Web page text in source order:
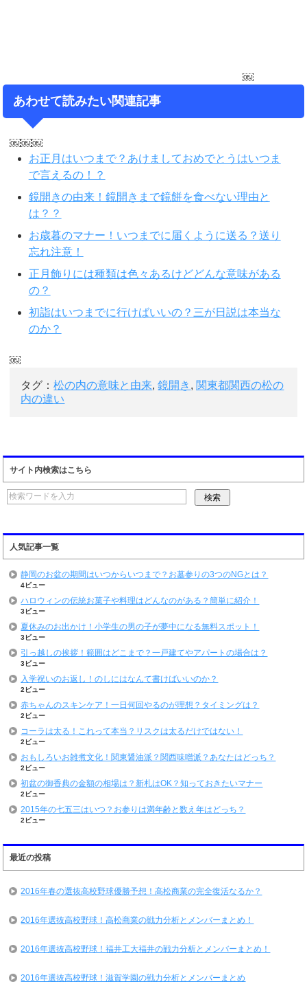
￼
あわせて読みたい関連記事
￼￼￼
お正月はいつまで？あけましておめでとうはいつま
で言えるの！？
鏡開きの由来！鏡開きまで鏡餅を食べない理由と
は？？
お歳暮のマナー！いつまでに届くように送る？送り
忘れ注意！
正月飾りには種類は色々あるけどどんな意味がある
の？
初詣はいつまでに行けばいいの？三が日説は本当な
のか？
￼
タグ：松の内の意味と由来,鏡開き , 関東都関西の松の
内の違い
サイト内検索はこちら
人気記事一覧
静岡のお盆の期間はいつからいつまで？お墓参りの3つのNGとは？
4ビュー
ハロウィンの伝統お菓子や料理はどんなのがある？簡単に紹介！
3ビュー
夏休みのお出かけ！小学生の男の子が夢中になる無料スポット！
3ビュー
引っ越しの挨拶！範囲はどこまで？一戸建てやアパートの場合は？
3ビュー
入学祝いのお返し！のしにはなんて書けばいいのか？
2ビュー
赤ちゃんのスキンケア！一日何回やるのが理想？タイミングは？
2ビュー
コーラは太る！これって本当？リスクは太るだけではない！
2ビュー
おもしろいお雑煮文化！関東醤油派？関西味噌派？あなたはどっち？
2ビュー
初盆の御香典の金額の相場は？新札はOK？知っておきたいマナー
2ビュー
2015年の七五三はいつ？お参りは満年齢と数え年はどっち？
2ビュー
最近の投稿
2016年春の選抜高校野球優勝予想！高松商業の完全復活なるか？
2016年選抜高校野球！高松商業の戦力分析とメンバーまとめ！
2016年選抜高校野球！福井工大福井の戦力分析とメンバーまとめ！
2016年選抜高校野球！滋賀学園の戦力分析とメンバーまとめ